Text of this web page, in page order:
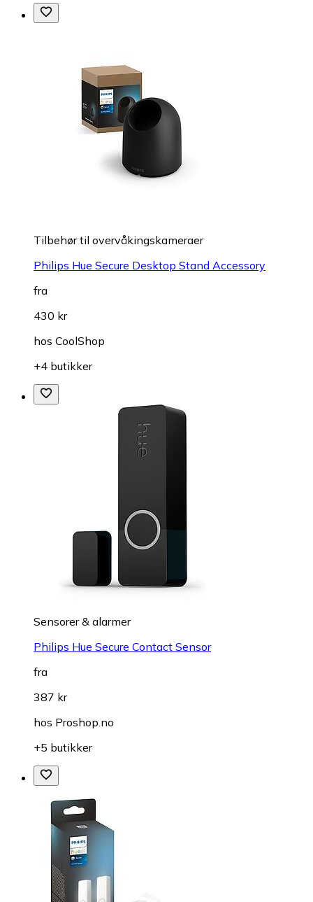
Tilbehør til overvåkingskameraer
Philips Hue Secure Desktop Stand Accessory
fra
430 kr
hos CoolShop
+4 butikker
Sensorer & alarmer
Philips Hue Secure Contact Sensor
fra
387 kr
hos Proshop.no
+5 butikker